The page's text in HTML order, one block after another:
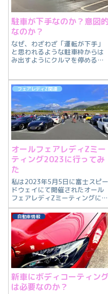
駐車が下手なのか？意図的
なのか？
なぜ、わざわざ「運転が下手」
と思われるような駐車枠からは
み出すようにクルマを停めるの
フェアレディZ関連
オールフェアレディZミー
ティング2023に行ってみ
た
私は2023年5月5日に富士スピー
ドウェイにて開催されたオール
フェアレディZミーティングに行
ってきました。オールフェアレ
ディZミーティングとはどのよう
なイベントなのか？私の感想と
共に紹介します。
自動車情報
新車にボディコーティン
は必要なのか？